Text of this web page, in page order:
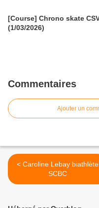
[Course] Chrono skate
(1/03/2026)
Commentaires
Ajouter un
< Caroline Lebay biathlète
SCBC